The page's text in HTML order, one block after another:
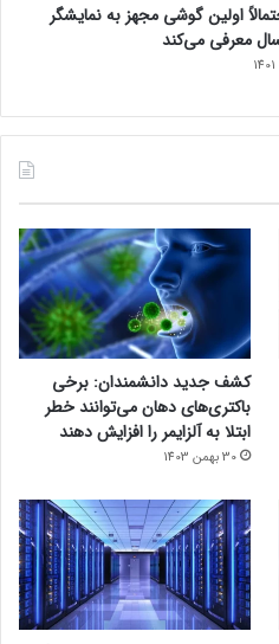
اولین گوشی مجهز به نمایشگر
معرفی می‌کند
کشف جدید دانشمندان: برخی
باکتری‌های دهان می‌توانند خطر
ابتلا به آلزایمر را افزایش دهند
30 بهمن 1403